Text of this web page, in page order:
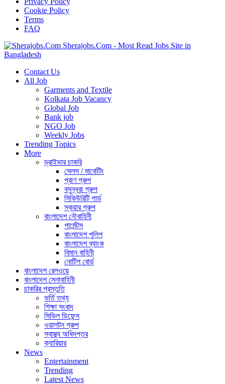
Cookie Policy
Terms
FAQ
Sherajobs.Com - Most Read Jobs Site in
Bangladesh
Contact Us
All Job
Garments and Textile
Kolkata Job Vacancy
Global Job
Bank job
NGO Job
Weekly Jobs
Trending Topics
More
ড্রাইভার চাকরি
সেলস / মার্কেটিং
প্রাণ গ্রুপ
বসুন্ধরা গ্রুপ
সিকিউরিটি গার্ড
স্কয়ার গ্রুপ
বাংলাদেশ নৌবাহিনী
গার্মেন্টস
বাংলাদেশ পুলিশ
বাংলাদেশ ব্যাংক
বিমান বাহিনী
নোটিশ বোর্ড
বাংলাদেশ রেলওয়ে
বাংলাদেশ সেনাবাহিনী
চাকরির প্রস্তুতি
ভর্তি তথ্য
শিক্ষা সংবাদ
সিভিল ডিফেন্স
ওয়ালটন গ্রুপ
স্বাস্থ্য অধিদপ্তর
ক্যারিয়ার
News
Entertainment
Trending
Latest News